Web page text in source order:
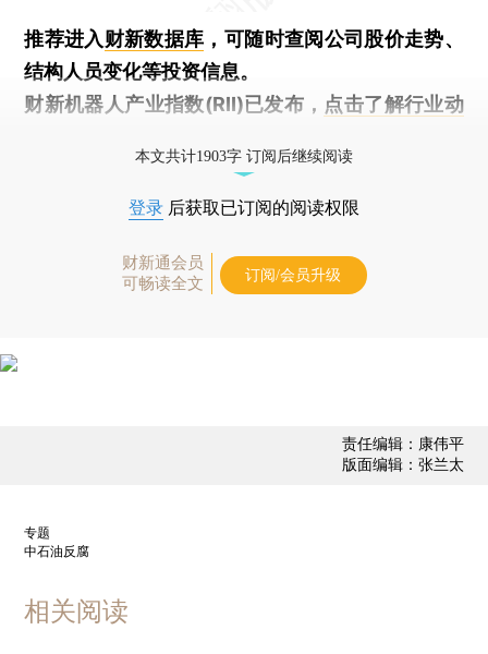
推荐进入财新数据库 ，可随时查阅公司股价走势、
结构人员变化等投资信息。
财新机器人产业指数(RII)已发布， 点击了解行业动
本文共计1903字 订阅后继续阅读
登录 后获取已订阅的阅读权限
财新通会员
可畅读全文
订阅/会员升级
责任编辑：康伟平
版面编辑：张兰太
专题
中石油反腐
相关阅读